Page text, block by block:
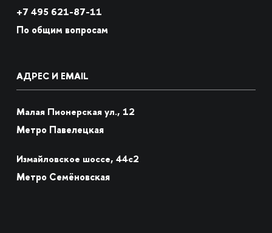
+7 495 621-87-11
По общим вопросам
АДРЕС И EMAIL
Малая Пионерская ул., 12
Метро Павелецкая
Измайловское шоссе, 44с2
Метро Семёновская